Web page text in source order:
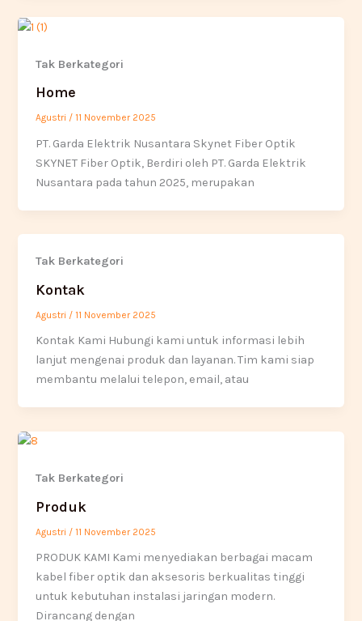
Tak Berkategori
Home
Agustri /11 November 2025
PT. Garda Elektrik Nusantara Skynet Fiber Optik
SKYNET Fiber Optik, Berdiri oleh PT. Garda Elektrik
Nusantara pada tahun 2025, merupakan
Tak Berkategori
Kontak
Agustri /11 November 2025
Kontak Kami Hubungi kami untuk informasi lebih
lanjut mengenai produk dan layanan. Tim kami siap
membantu melalui telepon, email, atau
Tak Berkategori
Produk
Agustri /11 November 2025
PRODUK KAMI Kami menyediakan berbagai macam
kabel fiber optik dan aksesoris berkualitas tinggi
untuk kebutuhan instalasi jaringan modern.
Dirancang dengan